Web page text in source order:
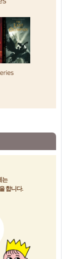
는
합니다.